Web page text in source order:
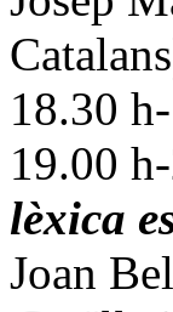
18.30
19.00
lèxica
Joan